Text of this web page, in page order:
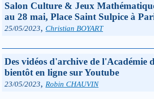
Salon Culture & Jeux
au 28 mai, Place Saint Sulpice à
25/05/2023, Christian BOYART
Des vidéos d'archive de l'Académie
bientôt en ligne sur Youtube
23/05/2023, Robin CHAUVIN